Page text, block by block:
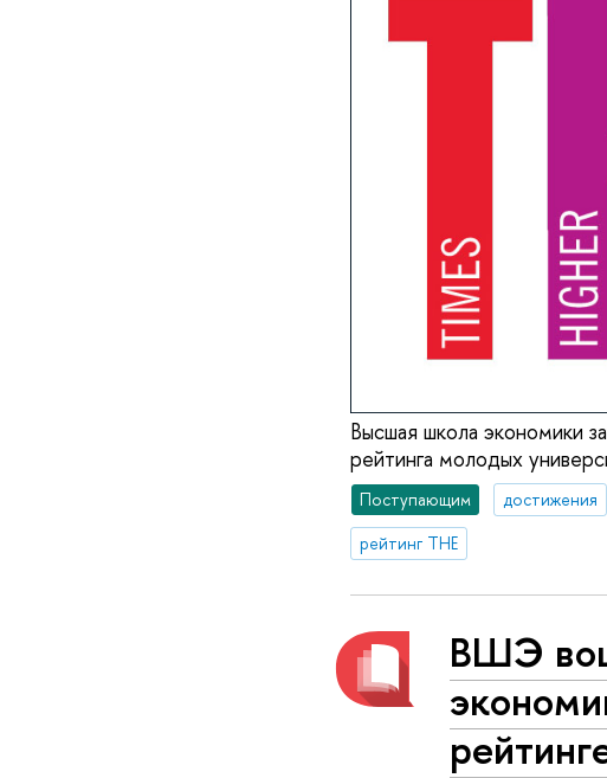
Высшая школа экономики
рейтинга молодых
Поступающим достижения
рейтинг THE
ВШЭ